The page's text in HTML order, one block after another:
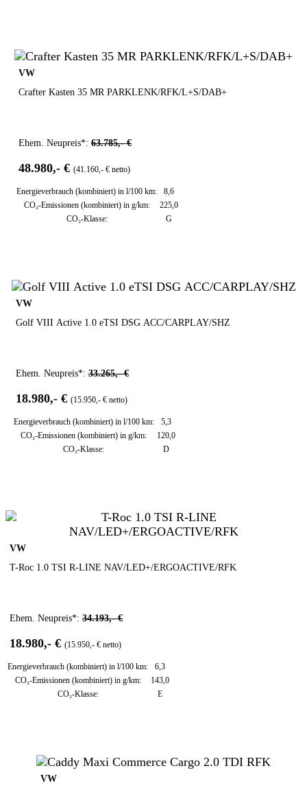
VW
Crafter Kasten 35 MR PARKLENK/RFK/L+S/DAB+
Ehem. Neupreis*: 63.785,- €
48.980,- € (41.160,- € netto)
Energieverbrauch (kombiniert) in l/100 km:
8,6
CO₂-Emissionen (kombiniert) in g/km:
225,0
CO₂-Klasse:
G
VW
Golf VIII Active 1.0 eTSI DSG ACC/CARPLAY/SHZ
Ehem. Neupreis*:33.265,- €
18.980,- € (15.950,- € netto)
Energieverbrauch (kombiniert) in l/100 km:
5,3
CO₂-Emissionen (kombiniert) in g/km:
120,0
CO₂-Klasse:
D
VW
T-Roc 1.0 TSI R-LINE NAV/LED+/ERGOACTIVE/RFK
Ehem. Neupreis*: 34.193,- €
18.980,- € (15.950,- € netto)
Energieverbrauch (kombiniert) in l/100 km:
6,3
CO₂-Emissionen (kombiniert) in g/km:
143,0
CO₂-Klasse:
E
VW